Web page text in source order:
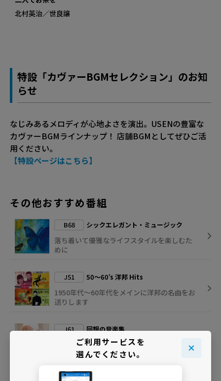
北村英治／世良譲
特設「カヴァーBGMセレクション」のお知
らせ
なじみあるメロディが心地よさを演出。USENの豊富な
カヴァーBGMラインナップ！ 店舗BGMとしてぜひご活
用ください。
【特設ページはこちら】
その他おすすめ番組
B68 シックエレガント・ミュージック
落ち着いて優雅なライフスタイルを楽しむた
めに
J51 50～60’s 洋邦 Hits
1950年代～60年代をメインに洋邦の名曲をお
送りします
J61 回想の音楽集
シニア層へのアンケートを基にした選曲で脳
を活性化
ご利用サービスを
選んでください。